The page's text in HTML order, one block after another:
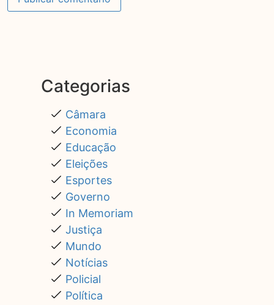
Categorias
Câmara
Economia
Educação
Eleições
Esportes
Governo
In Memoriam
Justiça
Mundo
Notícias
Policial
Política